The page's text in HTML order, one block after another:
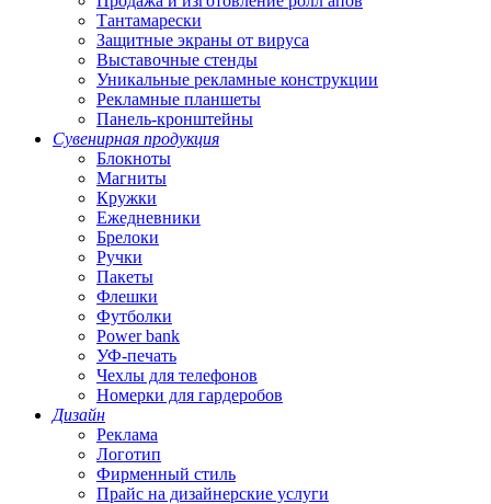
Тантамарески
Защитные экраны от вируса
Выставочные стенды
Уникальные рекламные конструкции
Рекламные планшеты
Панель-кронштейны
Сувенирная продукция
Блокноты
Магниты
Кружки
Ежедневники
Брелоки
Ручки
Пакеты
Флешки
Футболки
Power bank
УФ-печать
Чехлы для телефонов
Номерки для гардеробов
Дизайн
Реклама
Логотип
Фирменный стиль
Прайс на дизайнерские услуги